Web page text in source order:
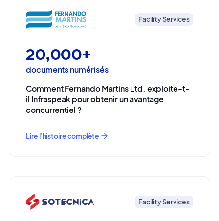
Facility Services
20,000+
documents numérisés
Comment Fernando Martins Ltd. exploite-t-
il Infraspeak pour obtenir un avantage
concurrentiel ?
Lire l'histoire complète
Facility Services